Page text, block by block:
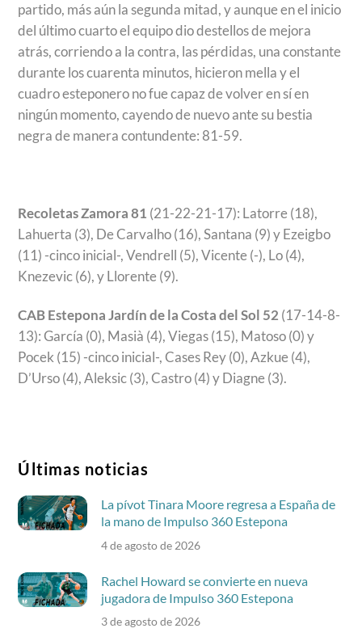
partido, más aún la segunda mitad, y aunque en el inicio
del último cuarto el equipo dio destellos de mejora
atrás, corriendo a la contra, las pérdidas, una constante
durante los cuarenta minutos, hicieron mella y el
cuadro esteponero no fue capaz de volver en sí en
ningún momento, cayendo de nuevo ante su bestia
negra de manera contundente: 81-59.
Recoletas Zamora 81 (21-22-21-17): Latorre (18),
Lahuerta (3), De Carvalho (16), Santana (9) y Ezeigbo
(11) -cinco inicial-, Vendrell (5), Vicente (-), Lo (4),
Knezevic (6), y Llorente (9).
CAB Estepona Jardín de la Costa del Sol 52 (17-14-8-
13): García (0), Masià (4), Viegas (15), Matoso (0) y
Pocek (15) -cinco inicial-, Cases Rey (0), Azkue (4),
D’Urso (4), Aleksic (3), Castro (4) y Diagne (3).
Últimas noticias
La pívot Tinara Moore regresa a España de
la mano de Impulso 360 Estepona
4 de agosto de 2026
Rachel Howard se convierte en nueva
jugadora de Impulso 360 Estepona
3 de agosto de 2026